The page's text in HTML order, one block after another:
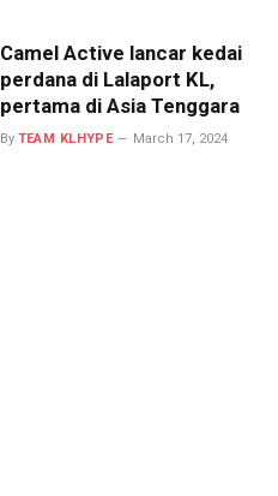
Camel Active lancar kedai
perdana di Lalaport KL,
pertama di Asia Tenggara
By TEAM KLHYPE March 17, 2024